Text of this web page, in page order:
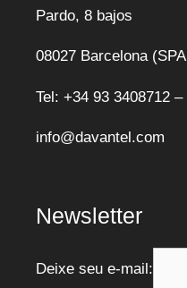
Pardo, 8 bajos
08027 Barcelona
Tel: +34 93 3408712
info@davantel.com
Newsletter
Deixe seu e-mail: